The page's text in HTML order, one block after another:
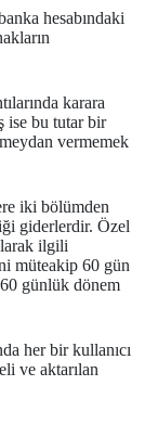
hesabındaki
karara
ise bu tutar bir
vermemek
iki bölümden
giderlerdir. Özel
ilgili
müteakip 60 gün
günlük dönem
her bir kullanıcı
ve aktarılan